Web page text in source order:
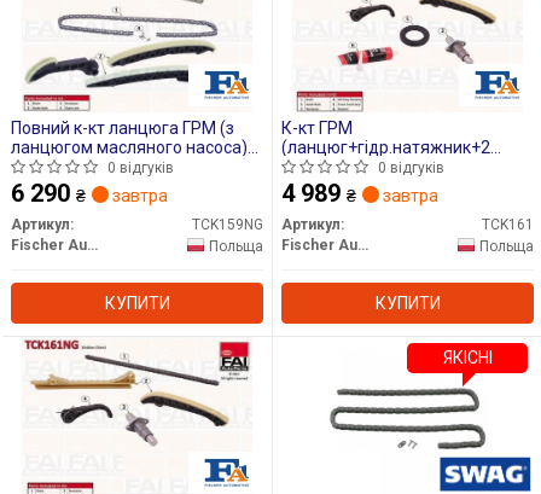
Повний к-кт ланцюга ГРМ (з
ланцюгом масляного насоса)
DB A(W169)/B(W245) Cdi
0 відгуків
6 290 ₴ завтра
Артикул:
TCK159NG
Fischer Automotive One (FA1)
Польща
КУПИТИ
К-кт ГРМ
(ланцюг+гідр.натяжник+2
лижі+ сальник+герметік) DB A-
class (W169) - A 150
(169.031,169.331) 04-/B-class
W245 05-11
0 відгуків
4 989 ₴ завтра
Артикул:
TCK161
Fischer Automotive One (FA1)
Польща
КУПИТИ
ЯКІСНІ